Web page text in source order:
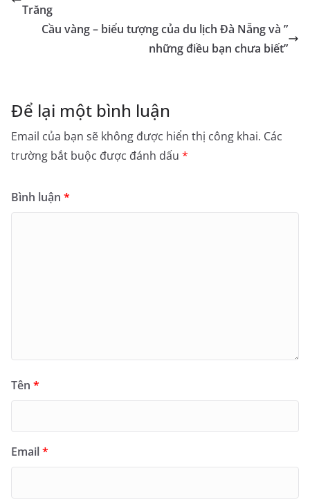
Trăng
Cầu vàng – biểu tượng của du lịch Đà Nẵng và ”
những điều bạn chưa biết”
Để lại một bình luận
Email của bạn sẽ không được hiển thị công khai. Các
trường bắt buộc được đánh dấu *
Bình luận *
Tên *
Email*